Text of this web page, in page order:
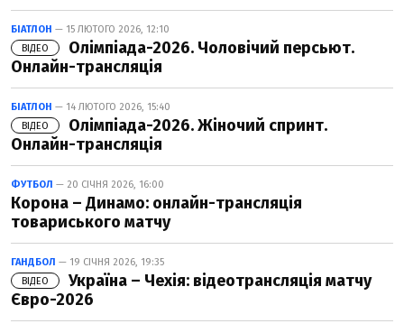
БІАТЛОН — 15 ЛЮТОГО 2026, 12:10
ВІДЕО
Олімпіада-2026. Чоловічий персьют.
Онлайн-трансляція
БІАТЛОН — 14 ЛЮТОГО 2026, 15:40
ВІДЕО
Олімпіада-2026. Жіночий спринт.
Онлайн-трансляція
ФУТБОЛ — 20 СІЧНЯ 2026, 16:00
Корона – Динамо: онлайн-трансляція
товариського матчу
ГАНДБОЛ — 19 СІЧНЯ 2026, 19:35
ВІДЕО
Україна – Чехія: відеотрансляція матчу
Євро-2026